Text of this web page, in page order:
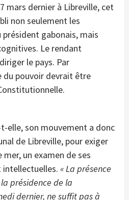
mars dernier à Libreville, cet
non seulement les
gabonais, mais
Le rendant
le pays. Par
du pouvoir devrait être
elle, son mouvement a donc
de Libreville, pour exiger
un examen de ses
intellectuelles. « La présence
présidence de la
dernier, ne suffit pas à